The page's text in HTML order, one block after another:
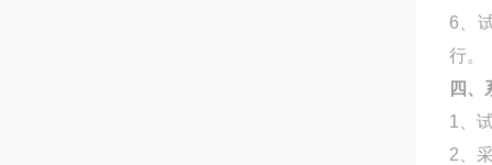
6 、
行。
四、
1
2